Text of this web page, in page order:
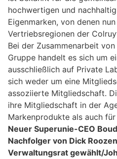
hochwertigen und
Eigenmarken, von denen
Vertriebsregionen der
Bei der Zusammenarbeit
Gruppe handelt es sich um
ausschließlich auf Private
sich weder um eine
assoziierte Mitgliedschaft.
ihre Mitgliedschaft in der
Markenprodukte als auch
Neuer Superunie-CEO
Nachfolger von Dick
Verwaltungsrat gewählt/